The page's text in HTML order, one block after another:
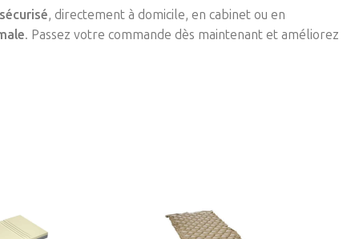
, directement à domicile, en cabinet ou en
. Passez votre commande dès maintenant et améliorez